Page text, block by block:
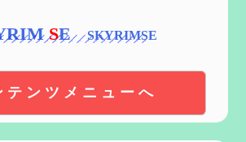
SE
テンツメニューへ